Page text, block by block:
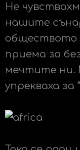
Не
нашите
обществото
приема за
мечтите ни.
упрекваха